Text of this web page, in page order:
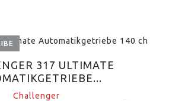
317 ULTIMATE
Challenger